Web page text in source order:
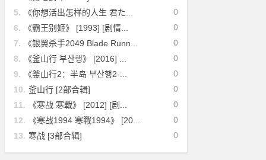
0
5.
《你想活出怎样的人生 君た...
0
6.
《霸王别姬》 [1993] [剧情...
0
7.
《银翼杀手2049 Blade Runn...
0
8.
《釜山行 부산행》 [2016] ...
0
9.
《釜山行2：半岛 부산행2-...
0
10. 釜山行 [2部合辑]
0
11.
《寒战 寒戰》 [2012] [剧...
0
12.
《寒战1994 寒戰1994》 [20...
0
13. 寒战 [3部合辑]